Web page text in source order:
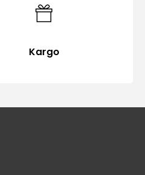
Kargo